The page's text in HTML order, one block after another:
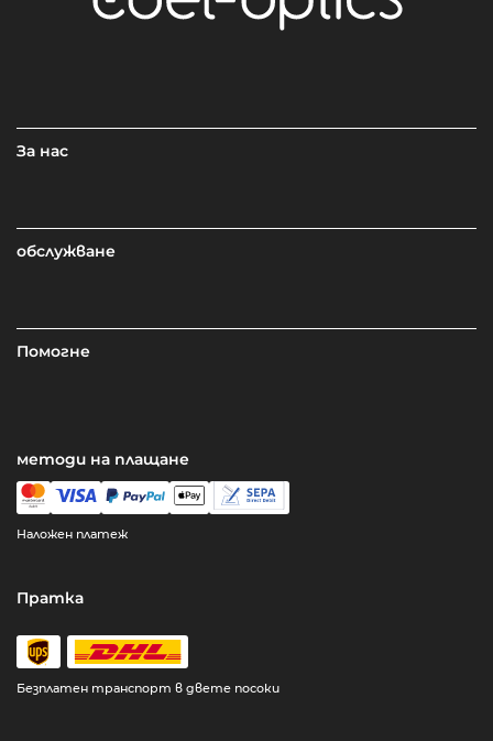
За нас
обслужване
Помогне
методи на плащане
Наложен платеж
Пратка
Безплатен транспорт в двете посоки